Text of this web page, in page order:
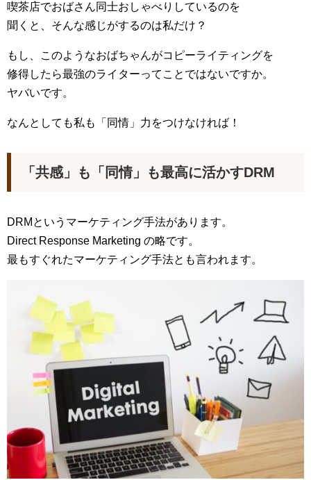
喫茶店でおばさん同士おしゃべりしているのを
聞くと、そんな感じがするのは私だけ？
もし、このようなおばちゃんがコピーライティングを
修得したら最強のライターってことではないですか。
ヤバいです。
なんとしても私も「同情」力をつけなければ！
「共感」も「同情」も最高に活かすDRM
DRMというマーケティング手法があります。
Direct Response Marketing の略です。
最もすぐれたマーケティング手法とも言われます。